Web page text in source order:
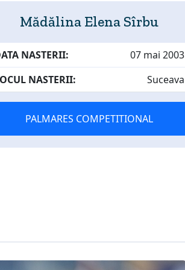
Mădălina Elena Sîrbu
NASTERII:
07 mai 2003
NASTERII:
Suceava
PALMARES COMPETITIONAL